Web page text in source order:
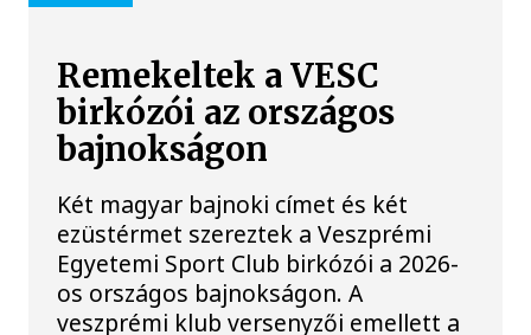
Remekeltek a VESC
birkózói az országos
bajnokságon
Két magyar bajnoki címet és két
ezüstérmet szereztek a Veszprémi
Egyetemi Sport Club birkózói a 2026-
os országos bajnokságon. A
veszprémi klub versenyzői emellett a